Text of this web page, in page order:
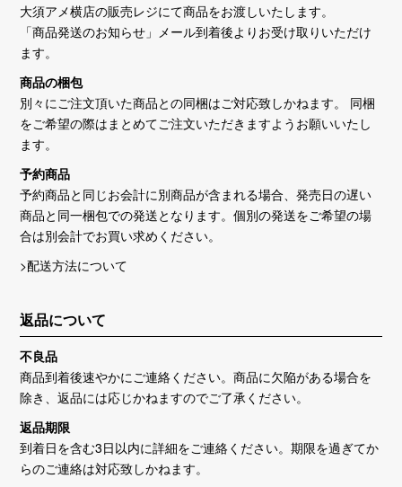
大須アメ横店の販売レジにて商品をお渡しいたします。
「商品発送のお知らせ」メール到着後よりお受け取りいただけ
ます。
商品の梱包
別々にご注文頂いた商品との同梱はご対応致しかねます。 同梱
をご希望の際はまとめてご注文いただきますようお願いいたし
ます。
予約商品
予約商品と同じお会計に別商品が含まれる場合、発売日の遅い
商品と同一梱包での発送となります。個別の発送をご希望の場
合は別会計でお買い求めください。
>配送方法について
返品について
不良品
商品到着後速やかにご連絡ください。商品に欠陥がある場合を
除き、返品には応じかねますのでご了承ください。
返品期限
到着日を含む3日以内に詳細をご連絡ください。期限を過ぎてか
らのご連絡は対応致しかねます。